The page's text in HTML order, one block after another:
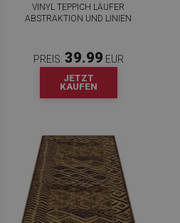
VINYL TEPPICH LÄUFER
ABSTRAKTION UND LINIEN
PREIS: 39.99 EUR
JETZT
KAUFEN